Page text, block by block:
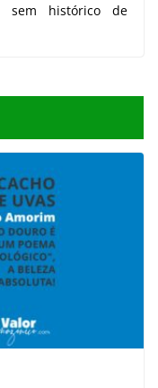
histórico de